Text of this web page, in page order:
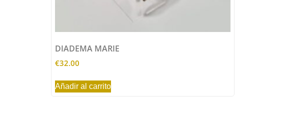
DIADEMA MARIE
€32.00
Añadir al carrito